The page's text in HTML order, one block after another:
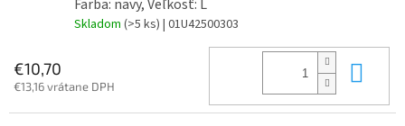
Farba: navy, Veľkosť: L
Skladom (>5 ks) | 01U42500303
€10,70
€13,16 vrátane DPH